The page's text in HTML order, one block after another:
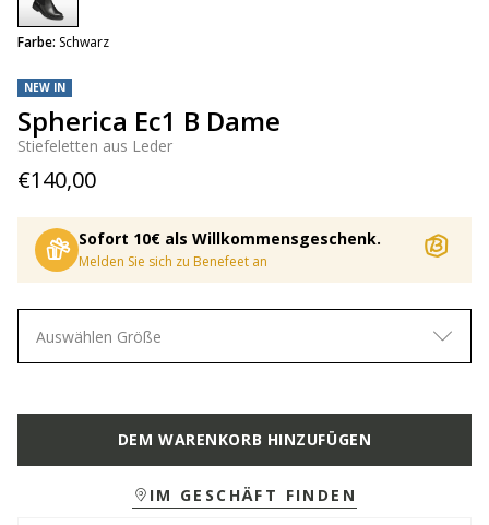
NEW IN
Spherica Ec1 B Dame
Stiefeletten aus Leder
€140,00
Sofort 10€ als Willkommensgeschenk.
Melden Sie sich zu Benefeet an
Farbe: Schwarz
selected
Auswählen Größe
DEM WARENKORB HINZUFÜGEN
IM GESCHÄFT FINDEN